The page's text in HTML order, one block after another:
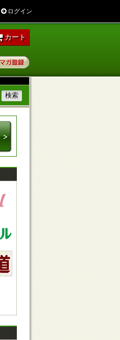
ログイン
カート